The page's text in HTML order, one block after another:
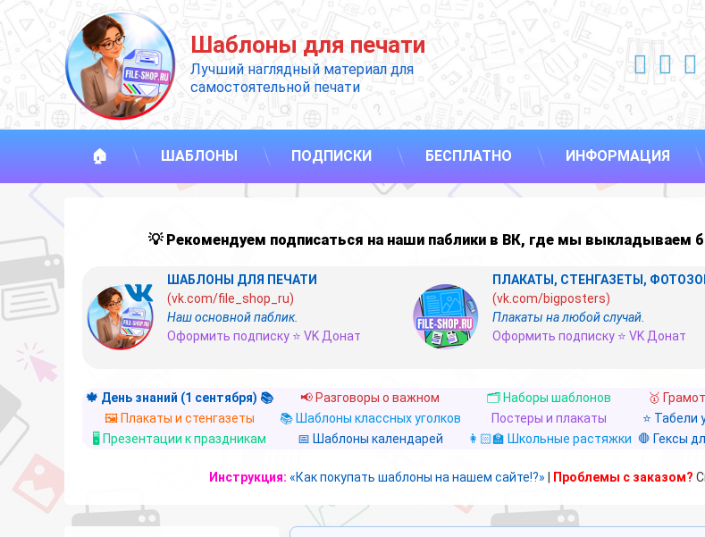
Перейти
к
содержимому
Шаблоны для печати
Лучший наглядный материал для
самостоятельной печати
🏠 ШАБЛОНЫ ПОДПИСКИ БЕСПЛАТНО ИНФОРМАЦИЯ
💡 Рекомендуем подписаться на наши паблики в ВК, где мы выкладываем
ШАБЛОНЫ ДЛЯ ПЕЧАТИ
(vk.com/file_shop_ru)
Наш основной паблик.
Оформить подписку ⭐ VK Донат
ПЛАКАТЫ, СТЕНГАЗЕТЫ,
(vk.com/bigposters)
Плакаты на любой случай.
Оформить подписку ⭐ VK Донат
🍁 День знаний (1 сентября) 📚 📢 Разговоры о важном 🗂️ Наборы шаблонов 🥇
🖼️ Плакаты и стенгазеты
📚 Шаблоны классных уголков Постеры и плакаты ⭐ Табели
🖥️ Презентации к праздникам
📅 Шаблоны календарей 👩🏻‍🏫 Школьные растяжки 🛑 Гексы
Инструкция: «Как покупать шаблоны на нашем сайте!?» Проблемы с заказом?